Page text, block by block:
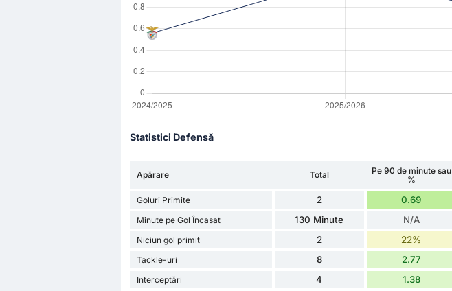
Statistici Defensă
Apărare Total
Pe 90 de minute sau
%
Goluri Primite 2 0.69
Minute pe Gol Încasat 130 Minute N/A
Niciun gol primit 2 22%
Tackle-uri 8 2.77
Interceptări 4 1.38